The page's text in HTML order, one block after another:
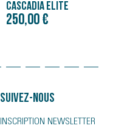
CASCADIA ELITE
250,00 €
Suivez-nous
INSCRIPTION NEWSLETTER